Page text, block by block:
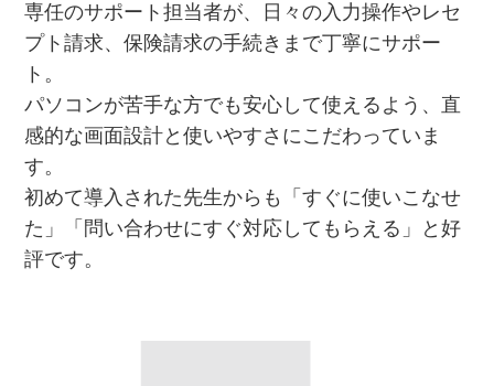
専任のサポート担当者が、日々の入力操作やレセ
プト請求、保険請求の手続きまで丁寧にサポー
ト。
パソコンが苦手な方でも安心して使えるよう、直
感的な画面設計と使いやすさにこだわっていま
す。
初めて導入された先生からも「すぐに使いこなせ
た」「問い合わせにすぐ対応してもらえる」と好
評です。